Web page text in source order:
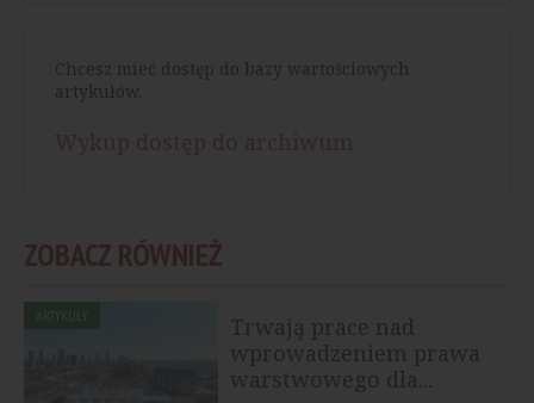
Chcesz mieć dostęp do bazy wartościowych
artykułów.
ZOBACZ RÓWNIEŻ
ARTYKUŁY
Trwają prace nad
wprowadzeniem prawa
warstwowego dla...